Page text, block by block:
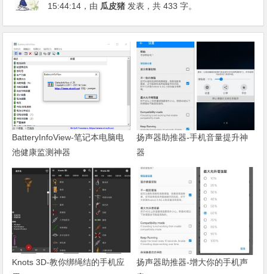
15:44:14 ，由 瓜皮猪 发表，共 433 字。
BatteryInfoView-笔记本电脑电
池健康监测神器
扬声器助推器-手机音量提升神
器
Knots 3D-教你绑绳结的手机应
扬声器助推器-增大你的手机声